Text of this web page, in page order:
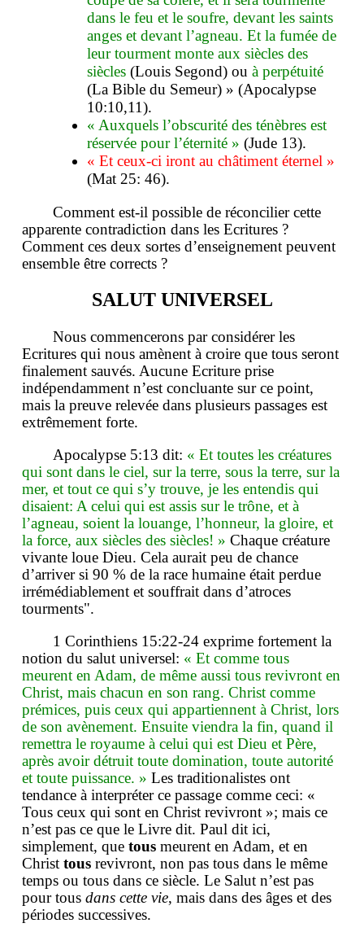
dans le feu et le soufre, devant les saints
anges et devant l’agneau. Et la fumée de
leur tourment monte aux siècles des
siècles (Louis Segond) ou à perpétuité
(La Bible du Semeur) » (Apocalypse
10:10,11).
« Auxquels l’obscurité des ténèbres est
réservée pour l’éternité » (Jude 13).
« Et ceux-ci iront au châtiment éternel »
(Mat 25: 46).
Comment est-il possible de réconcilier cette
apparente contradiction dans les Ecritures ?
Comment ces deux sortes d’enseignement peuvent
ensemble être corrects ?
SALUT UNIVERSEL
Nous commencerons par considérer les
Ecritures qui nous amènent à croire que tous seront
finalement sauvés. Aucune Ecriture prise
indépendamment n’est concluante sur ce point,
mais la preuve relevée dans plusieurs passages est
extrêmement forte.
Apocalypse 5:13 dit: « Et toutes les créatures
qui sont dans le ciel, sur la terre, sous la terre, sur la
mer, et tout ce qui s’y trouve, je les entendis qui
disaient: A celui qui est assis sur le trône, et à
l’agneau, soient la louange, l’honneur, la gloire, et
la force, aux siècles des siècles! » Chaque créature
vivante loue Dieu. Cela aurait peu de chance
d’arriver si 90 % de la race humaine était perdue
irrémédiablement et souffrait dans d’atroces
tourments".
1 Corinthiens 15:22-24 exprime fortement la
notion du salut universel: « Et comme tous
meurent en Adam, de même aussi tous revivront en
Christ, mais chacun en son rang. Christ comme
prémices, puis ceux qui appartiennent à Christ, lors
de son avènement. Ensuite viendra la fin, quand il
remettra le royaume à celui qui est Dieu et Père,
après avoir détruit toute domination, toute autorité
et toute puissance. » Les traditionalistes ont
tendance à interpréter ce passage comme ceci: «
Tous ceux qui sont en Christ revivront »; mais ce
n’est pas ce que le Livre dit. Paul dit ici,
simplement, que tous meurent en Adam, et en
Christ tous revivront, non pas tous dans le même
temps ou tous dans ce siècle. Le Salut n’est pas
pour tous dans cette vie, mais dans des âges et des
périodes successives.